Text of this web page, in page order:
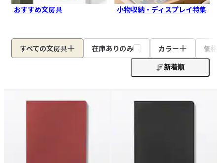
おすすめ文房具 小物収納・ディスプレイ特集
すべての文房具 在庫ありのみ カラー 価格
新着順